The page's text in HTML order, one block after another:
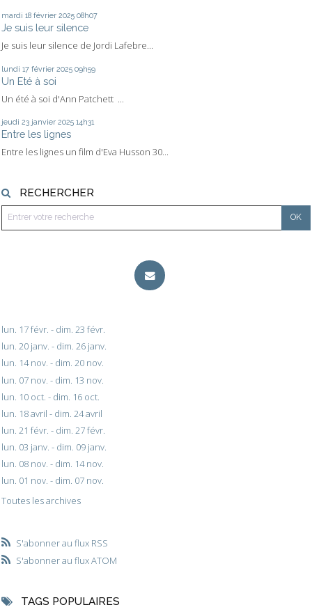
mardi 18 février 2025 08h07
Je suis leur silence
Je suis leur silence de Jordi Lafebre...
lundi 17 février 2025 09h59
Un Eté à soi
Un été à soi d'Ann Patchett ...
jeudi 23 janvier 2025 14h31
Entre les lignes
Entre les lignes un film d'Eva Husson 30...
RECHERCHER
lun. 17 févr. - dim. 23 févr.
lun. 20 janv. - dim. 26 janv.
lun. 14 nov. - dim. 20 nov.
lun. 07 nov. - dim. 13 nov.
lun. 10 oct. - dim. 16 oct.
lun. 18 avril - dim. 24 avril
lun. 21 févr. - dim. 27 févr.
lun. 03 janv. - dim. 09 janv.
lun. 08 nov. - dim. 14 nov.
lun. 01 nov. - dim. 07 nov.
Toutes les archives
S'abonner au flux RSS
S'abonner au flux ATOM
TAGS POPULAIRES